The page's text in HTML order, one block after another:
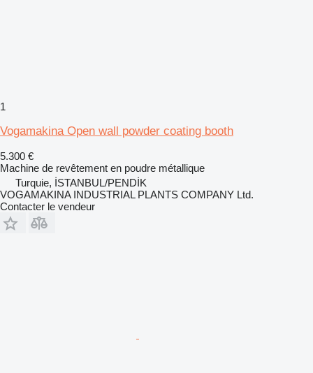
1
Vogamakina Open wall powder coating booth
5.300 €
Machine de revêtement en poudre métallique
Turquie, İSTANBUL/PENDİK
VOGAMAKINA INDUSTRIAL PLANTS COMPANY Ltd.
Contacter le vendeur